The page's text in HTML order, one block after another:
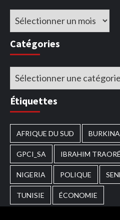
Archives
Catégories
Catégories
Étiquettes
AFRIQUE DU SUD
GPCI_SA IBRAHIM TRAORÉ
NIGERIA POLIQUE
TUNISIE ÉCONOMIE